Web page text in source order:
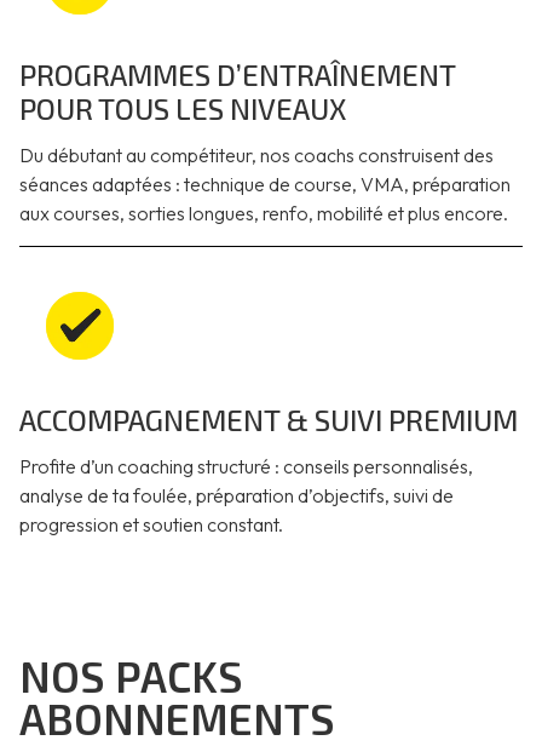
PROGRAMMES D’ENTRAÎNEMENT
POUR TOUS LES NIVEAUX
Du débutant au compétiteur, nos coachs construisent des
séances adaptées : technique de course, VMA, préparation
aux courses, sorties longues, renfo, mobilité et plus encore.
ACCOMPAGNEMENT & SUIVI PREMIUM
Profite d’un coaching structuré : conseils personnalisés,
analyse de ta foulée, préparation d’objectifs, suivi de
progression et soutien constant.
NOS PACKS
ABONNEMENTS